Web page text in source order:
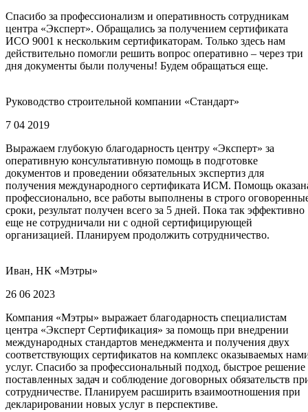
Спасибо за профессионализм и оперативность сотрудникам
центра «Эксперт». Обращались за получением сертификата
ИСО 9001 к нескольким сертификаторам. Только здесь нам
действительно помогли решить вопрос оперативно – через три
дня документы были получены! Будем обращаться еще.
Руководство строительной компании «Стандарт»
7 04 2019
Выражаем глубокую благодарность центру «Эксперт» за
оперативную консультативную помощь в подготовке
документов и проведении обязательных экспертиз для
получения международного сертификата ИСМ. Помощь
профессионально, все работы выполнены в строго
сроки, результат получен всего за 5 дней. Пока так эффективно
еще не сотрудничали ни с одной сертифицирующей
организацией. Планируем продолжить сотрудничество.
Иван, НК «Мэтры»
26 06 2023
Компания «Мэтры» выражает благодарность специалистам
центра «Эксперт Сертификация» за помощь при внедрении
международных стандартов менеджмента и получения двух
соответствующих сертификатов на комплекс оказываемых
услуг. Спасибо за профессиональный подход, быстрое решение
поставленных задач и соблюдение договорных обязательств
сотрудничестве. Планируем расширить взаимоотношения при
декларировании новых услуг в перспективе.